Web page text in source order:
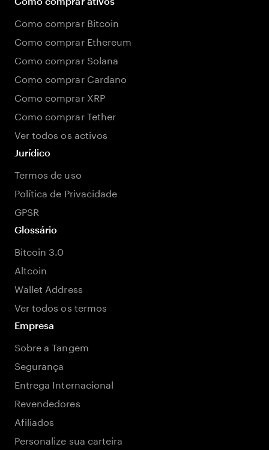
Como comprar Bitcoin
Como comprar Ethereum
Como comprar Solana
Como comprar Cardano
Como comprar XRP
Como comprar Tether
Ver todos os activos
Jurídico
Termos de uso
Política de Privacidade
GPSR
Glossário
Bitcoin 3.0
Altcoin
Wallet Address
Ver todos os termos
Empresa
Sobre a Tangem
Segurança
Entrega Internacional
Revendedores
Afiliados
Personalize sua carteira